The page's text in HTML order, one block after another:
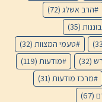
הרב אשלג (72)
(35)
טעמי המצוות (32)
(32) מודעות (119)
מרכז מודעות (31)
(67)